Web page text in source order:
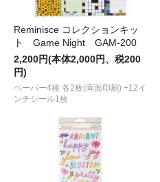
Reminisce コレクションキッ
ト Game Night GAM-200
2,200円(本体2,000円、税200
円)
ペーパー4種 各2枚(両面印刷) +12イ
ンチシール1枚